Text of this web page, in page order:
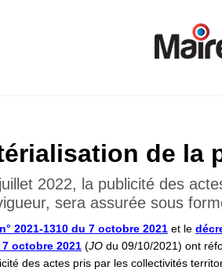
de la
2022, la publicité des
sera assurée sous
2021-1310 du 7 octobre 2021 et le
7 octobre 2021 (JO du 09/10/2021) ont
des actes pris par les collectivités